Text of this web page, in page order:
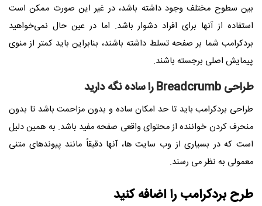
بین سطوح مختلف وجود داشته باشد، در غیر این صورت ممکن است
استفاده از آنها برای افراد دشوار باشد. اما در عین حال نمی‌خواهید
بردکرامب شما بر صفحه تسلط داشته باشند، بنابراین باید کمتر از منوی
پیمایش اصلی برجسته باشند.
طراحی Breadcrumb را ساده نگه دارید
طراحی بردکرامب باید تا حد امکان ساده و بدون مزاحمت باشد تا بدون
منحرف کردن خواننده از محتوای واقعی صفحه مفید باشد. به همین دلیل
است که در بسیاری از وب سایت ها، آنها دقیقاً مانند پیوندهای متنی
معمولی به نظر می رسند.
طرح بردکرامب را اضافه کنید